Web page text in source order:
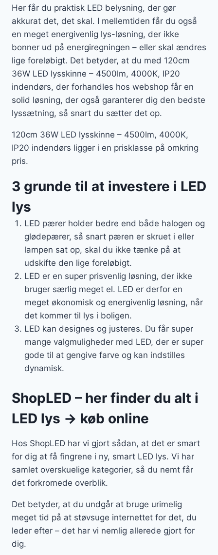
Her får du praktisk LED belysning, der gør
akkurat det, det skal. I mellemtiden får du også
en meget energivenlig lys-løsning, der ikke
bonner ud på energiregningen – eller skal ændres
lige foreløbigt. Det betyder, at du med 120cm
36W LED lysskinne – 4500lm, 4000K, IP20
indendørs, der forhandles hos webshop får en
solid løsning, der også garanterer dig den bedste
lyssætning, så snart du sætter det op.
120cm 36W LED lysskinne – 4500lm, 4000K,
IP20 indendørs ligger i en prisklasse på omkring
pris.
3 grunde til at investere i LED
lys
LED pærer holder bedre end både halogen og
glødepærer, så snart pæren er skruet i eller
lampen sat op, skal du ikke tænke på at
udskifte den lige foreløbigt.
LED er en super prisvenlig løsning, der ikke
bruger særlig meget el. LED er derfor en
meget økonomisk og energivenlig løsning, når
det kommer til lys i boligen.
LED kan designes og justeres. Du får super
mange valgmuligheder med LED, der er super
gode til at gengive farve og kan indstilles
dynamisk.
ShopLED – her finder du alt i
LED lys → køb online
Hos ShopLED har vi gjort sådan, at det er smart
for dig at få fingrene i ny, smart LED lys. Vi har
samlet overskuelige kategorier, så du nemt får
det forkromede overblik.
Det betyder, at du undgår at bruge urimelig
meget tid på at støvsuge internettet for det, du
leder efter – det har vi nemlig allerede gjort for
dig.